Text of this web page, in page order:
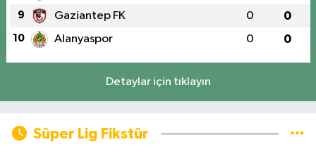
9 Gaziantep FK 0 0
10 Alanyaspor 0 0
Detaylar için tıklayın
Süper Lig Fikstür